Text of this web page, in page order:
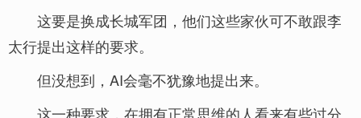
这要是换成长城军团，他们这些家伙可不敢跟李
太行提出这样的要求。
但没想到，AI会毫不犹豫地提出来。
这一种要求，在拥有正常思维的人看来有些过分